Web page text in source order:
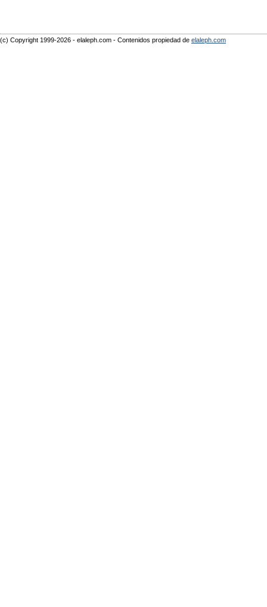
(c) Copyright 1999-2026 - elaleph.com - Contenidos propiedad de elaleph.com